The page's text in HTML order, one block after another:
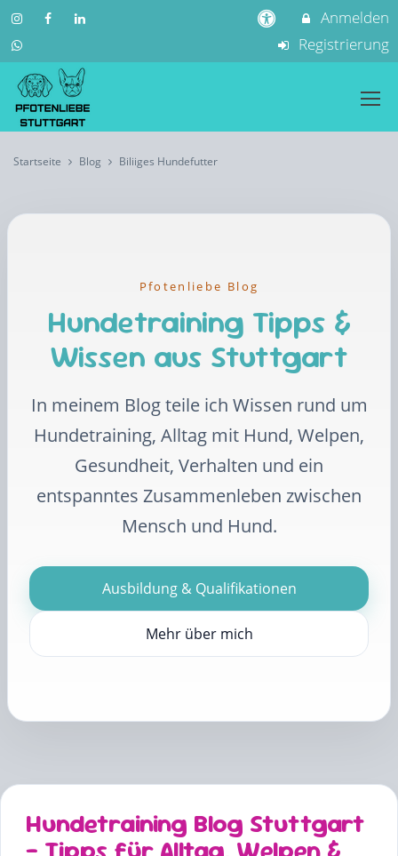
Anmelden
Registrierung
Startseite Blog Biliiges Hundefutter
Pfotenliebe Blog
Hundetraining Tipps &
Wissen aus Stuttgart
In meinem Blog teile ich Wissen rund um
Hundetraining, Alltag mit Hund, Welpen,
Gesundheit, Verhalten und ein
entspanntes Zusammenleben zwischen
Mensch und Hund.
Ausbildung & Qualifikationen
Mehr über mich
Hundetraining Blog Stuttgart